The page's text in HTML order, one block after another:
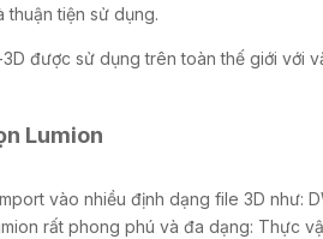
thuận tiện sử dụng.
3D được sử dụng trên toàn thế giới với
Lumion
vào nhiều định dạng file 3D như:
rất phong phú và đa dạng: Thực